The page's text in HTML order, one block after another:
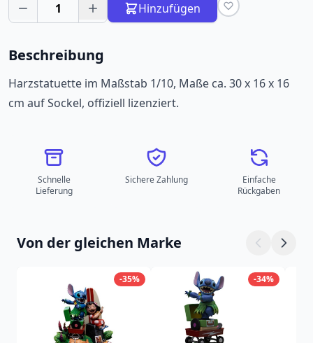
1 Hinzufügen
Beschreibung
Harzstatuette im Maßstab 1/10, Maße ca. 30 x 16 x 16
cm auf Sockel, offiziell lizenziert.
Schnelle
Lieferung
Sichere Zahlung
Einfache
Rückgaben
Von der gleichen Marke
-35% -34%